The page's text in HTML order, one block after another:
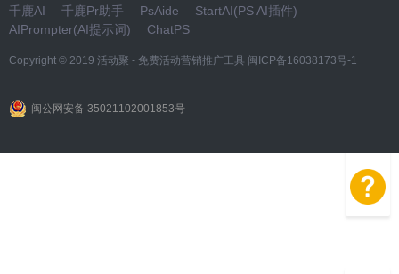
千鹿AI
千鹿Pr助手 PsAide
StartAI(PS AI插件)
AIPrompter(AI提示词)
ChatPS
Copyright © 2019 活动聚 - 免费活动营销推广工具 闽ICP备16038173号-1
闽公网安备 35021102001853号